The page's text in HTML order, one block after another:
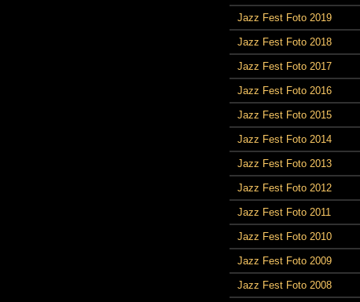
Jazz Fest Foto 2019
Jazz Fest Foto 2018
Jazz Fest Foto 2017
Jazz Fest Foto 2016
Jazz Fest Foto 2015
Jazz Fest Foto 2014
Jazz Fest Foto 2013
Jazz Fest Foto 2012
Jazz Fest Foto 2011
Jazz Fest Foto 2010
Jazz Fest Foto 2009
Jazz Fest Foto 2008